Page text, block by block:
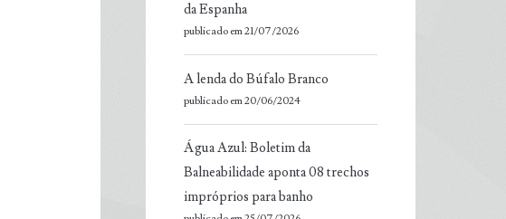
da Espanha
publicado em 21/07/2026
A lenda do Búfalo Branco
publicado em 20/06/2024
Água Azul: Boletim da
Balneabilidade aponta 08 trechos
impróprios para banho